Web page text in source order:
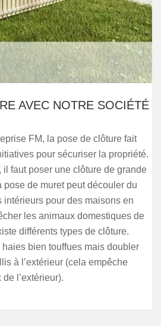
AVEC NOTRE SOCIÉTÉ
FM, la pose de clôture fait
pour sécuriser la propriété.
il faut poser une clôture de grande
pose de muret peut découler du
intérieurs pour des maisons en
les animaux domestiques de
différents types de clôture.
bien touffues mais doubler
à l’extérieur (cela empêche
de l’extérieur).